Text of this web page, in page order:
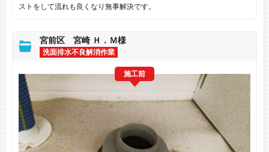
ストをして流れも良くなり無事解決です。
宮前区 宮崎 Ｈ．Ｍ様
洗面排水不良解消作業
施工前